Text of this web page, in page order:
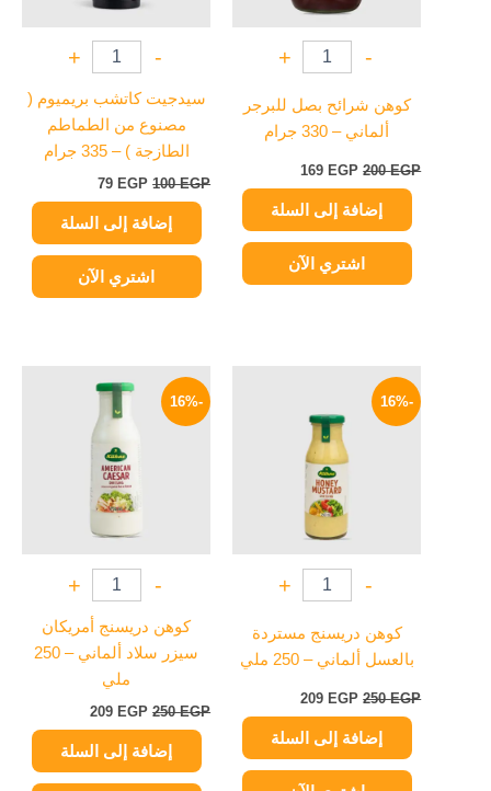
-
+
كوهن شرائح بصل للبرجر
ألماني – 330 جرام
200EGP
169 EGP
إضافة إلى السلة
اشتري الآن
-
+
سيدجيت كاتشب بريميوم (
مصنوع من الطماطم
الطازجة ) – 335 جرام
100EGP
79 EGP
إضافة إلى السلة
اشتري الآن
-16%
-
+
كوهن دريسنج مستردة
بالعسل ألماني – 250 ملي
250EGP
هو:
250 EGP.
209 EGP
إضافة إلى السلة
-16%
-
+
كوهن دريسنج أمريكان
سيزر سلاد ألماني – 250
ملي
250EGP
الأصلي
209 EGP
إضافة إلى السلة